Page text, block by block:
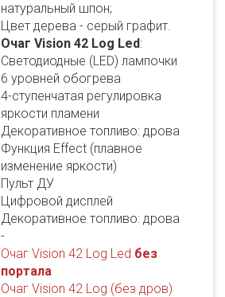
натуральный шпон;
Цвет дерева - серый графит.
Очаг Vision 42 Log Led:
Светодиодные (LED) лампочки
6 уровней обогрева
4-ступенчатая регулировка
яркости пламени
Декоративное топливо: дрова
Функция Effect (плавное
изменение яркости)
Пульт ДУ
Цифровой дисплей
Декоративное топливо: дрова
-
Очаг Vision 42 Log Led без
портала
Очаг Vision 42 Log (без дров)